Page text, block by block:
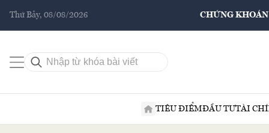
Thứ Bảy, 08/08/2026 CHỨNG KHOÁN
TIÊU ĐIỂMĐẦU TƯTÀI